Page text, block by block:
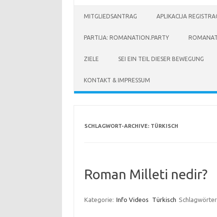
MITGLIEDSANTRAG APLIKACIJA
PARTIJA: ROMANATION.PARTY
ZIELE SEI EIN TEIL DIESER BEWEGUNG
KONTAKT & IMPRESSUM
SCHLAGWORT-ARCHIVE: TÜRKISCH
Roman Milleti nedir?
Kategorie: Info Videos Türkisch